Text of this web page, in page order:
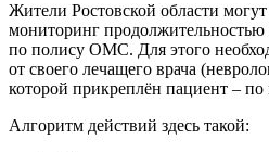
Жители Ростовской области
мониторинг продолжительностью
по полису ОМС. Для этого
от своего лечащего врача
которой прикреплён пациент – по
Алгоритм действий здесь такой: